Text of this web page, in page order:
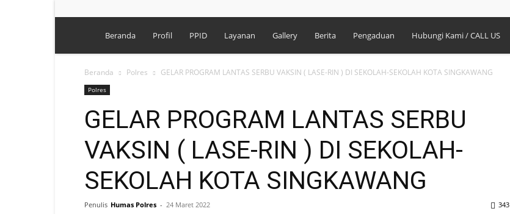
Polres
Singkawang
Beranda Profil PPID Layanan Gallery Berita Pengaduan Hubungi Kami / CALL US
Beranda Polres GELAR PROGRAM LANTAS SERBU VAKSIN ( LASE-RIN ) DI SEKOLAH-SEKOLAH KOTA SINGKAWANG
Polres
GELAR PROGRAM LANTAS SERBU
VAKSIN ( LASE-RIN ) DI SEKOLAH-
SEKOLAH KOTA SINGKAWANG
Penulis Humas Polres - 24 Maret 2022 343